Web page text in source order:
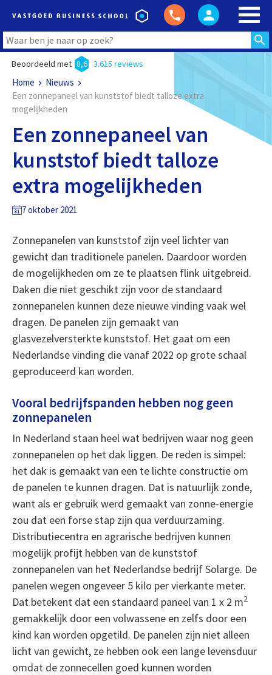
Beoordeeld met 8,6 3.615 reviews
Home
Nieuws
Een zonnepaneel van kunststof biedt talloze extra
mogelijkheden
Een zonnepaneel van
kunststof biedt talloze
extra mogelijkheden
7 oktober 2021
Zonnepanelen van kunststof zijn veel lichter van
gewicht dan traditionele panelen. Daardoor worden
de mogelijkheden om ze te plaatsen flink uitgebreid.
Daken die niet geschikt zijn voor de standaard
zonnepanelen kunnen deze nieuwe vinding vaak wel
dragen. De panelen zijn gemaakt van
glasvezelversterkte kunststof. Het gaat om een
Nederlandse vinding die vanaf 2022 op grote schaal
geproduceerd kan worden.
Vooral bedrijfspanden hebben nog geen
zonnepanelen
In Nederland staan heel wat bedrijven waar nog geen
zonnepanelen op het dak liggen. De reden is simpel:
het dak is gemaakt van een te lichte constructie om
de panelen te kunnen dragen. Dat is natuurlijk zonde,
want als er gebruik werd gemaakt van zonne-energie
zou dat een forse stap zijn qua verduurzaming.
Distributiecentra en agrarische bedrijven kunnen
mogelijk profijt hebben van de kunststof
zonnepanelen van het Nederlandse bedrijf Solarge. De
panelen wegen ongeveer 5 kilo per vierkante meter.
Dat betekent dat een standaard paneel van 1 x 2 m2
gemakkelijk door een volwassene en zelfs door een
kind kan worden opgetild. De panelen zijn niet alleen
licht van gewicht, ze hebben ook een lange levensduur
omdat de zonnecellen goed kunnen worden